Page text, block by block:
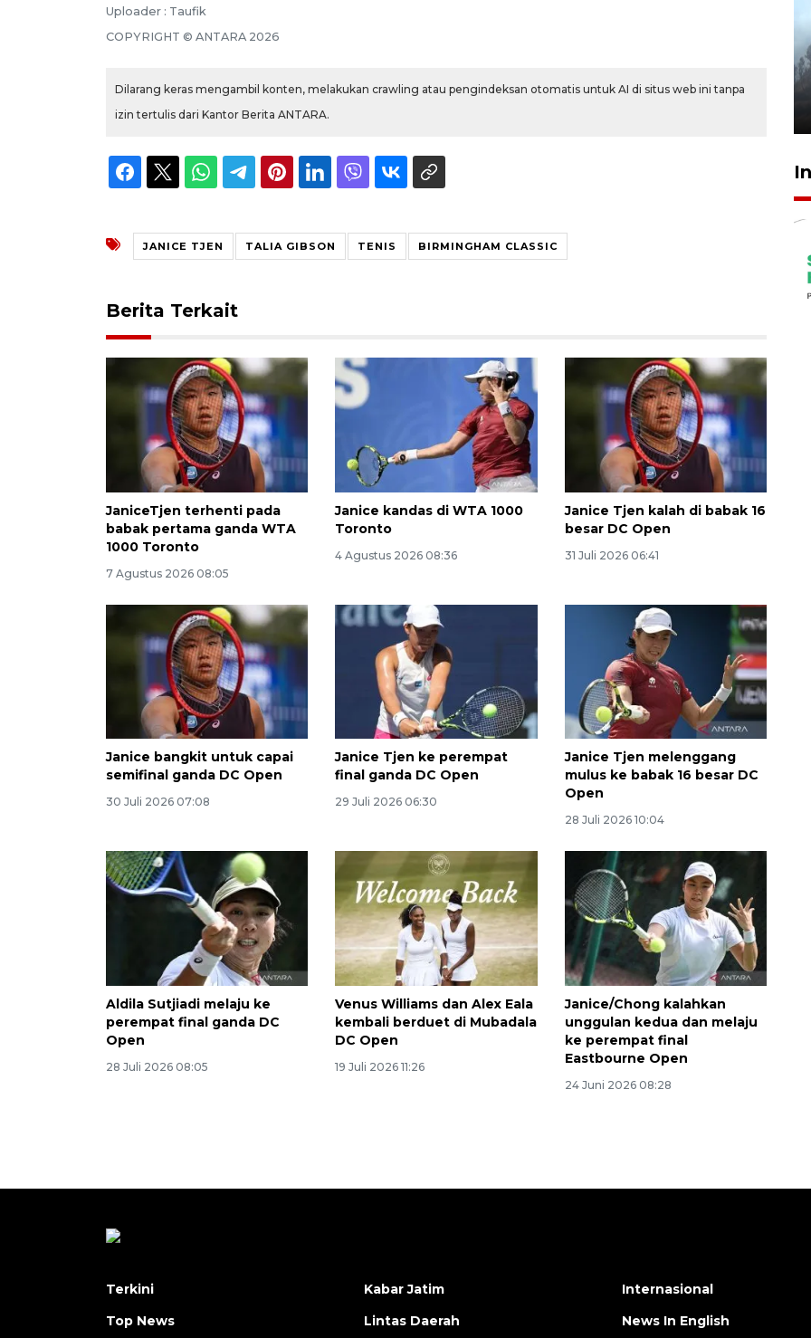
Uploader : Taufik
COPYRIGHT © ANTARA 2026
Dilarang keras mengambil konten, melakukan crawling atau pengindeksan otomatis untuk AI di situs web ini tanpa
izin tertulis dari Kantor Berita ANTARA.
JANICE TJEN TALIA GIBSON TENIS BIRMINGHAM CLASSIC
Berita Terkait
JaniceTjen terhenti pada
babak pertama ganda WTA
1000 Toronto
7 Agustus 2026 08:05
Janice kandas di WTA 1000
Toronto
4 Agustus 2026 08:36
Janice Tjen kalah di babak 16
besar DC Open
31 Juli 2026 06:41
Janice bangkit untuk capai
semifinal ganda DC Open
30 Juli 2026 07:08
Janice Tjen ke perempat
final ganda DC Open
29 Juli 2026 06:30
Janice Tjen melenggang
mulus ke babak 16 besar DC
Open
28 Juli 2026 10:04
Aldila Sutjiadi melaju ke
perempat final ganda DC
Open
28 Juli 2026 08:05
Venus Williams dan Alex Eala
kembali berduet di Mubadala
DC Open
19 Juli 2026 11:26
Janice/Chong kalahkan
unggulan kedua dan melaju
ke perempat final
Eastbourne Open
24 Juni 2026 08:28
kebakaran Bromo
Awas penipuan berbasis AI
2026-08-07 13:45:00
Terkini
Top News
Kabar Jatim
Lintas Daerah
Internasional
News In English